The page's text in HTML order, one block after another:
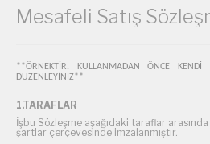
Mesafeli Satış
**ÖRNEKTİR. KULLANMADAN ÖNCE
DÜZENLEYİNİZ**
1.TARAFLAR
İşbu Sözleşme aşağıdaki taraflar
şartlar çerçevesinde imzalanmıştır.